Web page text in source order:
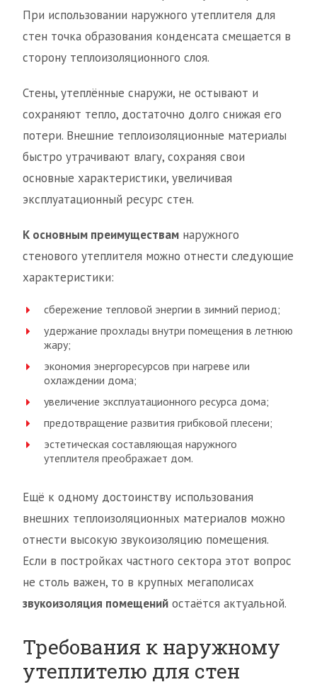
При использовании наружного утеплителя для
стен точка образования конденсата смещается в
сторону теплоизоляционного слоя.
Стены, утеплённые снаружи, не остывают и
сохраняют тепло, достаточно долго снижая его
потери. Внешние теплоизоляционные материалы
быстро утрачивают влагу, сохраняя свои
основные характеристики, увеличивая
эксплуатационный ресурс стен.
К основным преимуществам наружного
стенового утеплителя можно отнести следующие
характеристики:
сбережение тепловой энергии в зимний период;
удержание прохлады внутри помещения в летнюю
жару;
экономия энергоресурсов при нагреве или
охлаждении дома;
увеличение эксплуатационного ресурса дома;
предотвращение развития грибковой плесени;
эстетическая составляющая наружного
утеплителя преображает дом.
Ещё к одному достоинству использования
внешних теплоизоляционных материалов можно
отнести высокую звукоизоляцию помещения.
Если в постройках частного сектора этот вопрос
не столь важен, то в крупных мегаполисах
звукоизоляция помещений остаётся актуальной.
Требования к наружному
утеплителю для стен